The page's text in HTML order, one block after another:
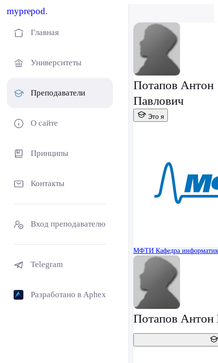
myprepod.
Главная
Университеты
Преподаватели
О сайте
Принципы
Контакты
Вход преподавателю
Telegram
Разработано в Aphex
Потапов Антон
Павлович
Это я
МФТИ Кафедра
Потапов Антон